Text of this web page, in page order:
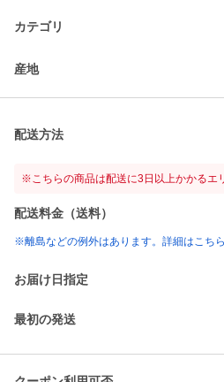
カテゴリ
産地
配送方法
※こちらの商品は配送に3日以上かかるエ
配送料金（送料）
※離島などの例外はあります。詳細はこちら
お届け日指定
最初の発送